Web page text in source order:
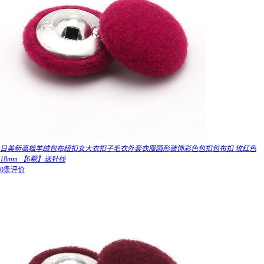
日美新高档羊绒包布纽扣女大衣扣子毛衣外套衣服圆形装饰彩色包扣包布扣 玫红色
18mm 【6颗】送针线
0条评价